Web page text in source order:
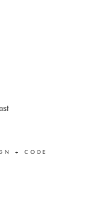
+ CODE